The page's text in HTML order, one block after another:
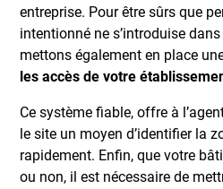
entreprise. Pour être sûrs que
intentionné ne s’introduise
mettons également en place
les accès de votre
Ce système fiable, offre à
le site un moyen d’identifier la
rapidement. Enfin, que votre
ou non, il est nécessaire de